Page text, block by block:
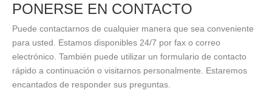
PONERSE EN CONTACTO
Puede contactarnos de cualquier manera que sea conveniente
para usted. Estamos disponibles 24/7 por fax o correo
electrónico. También puede utilizar un formulario de contacto
rápido a continuación o visitarnos personalmente. Estaremos
encantados de responder sus preguntas.